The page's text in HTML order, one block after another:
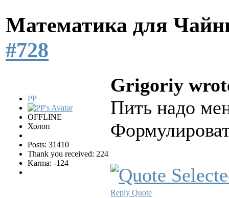
Математика для
#728
PP
OFFLINE
Холоп
Posts: 31410
Thank you received: 224
Karma: -124
Grigoriy
Пить надо
Reply Quote